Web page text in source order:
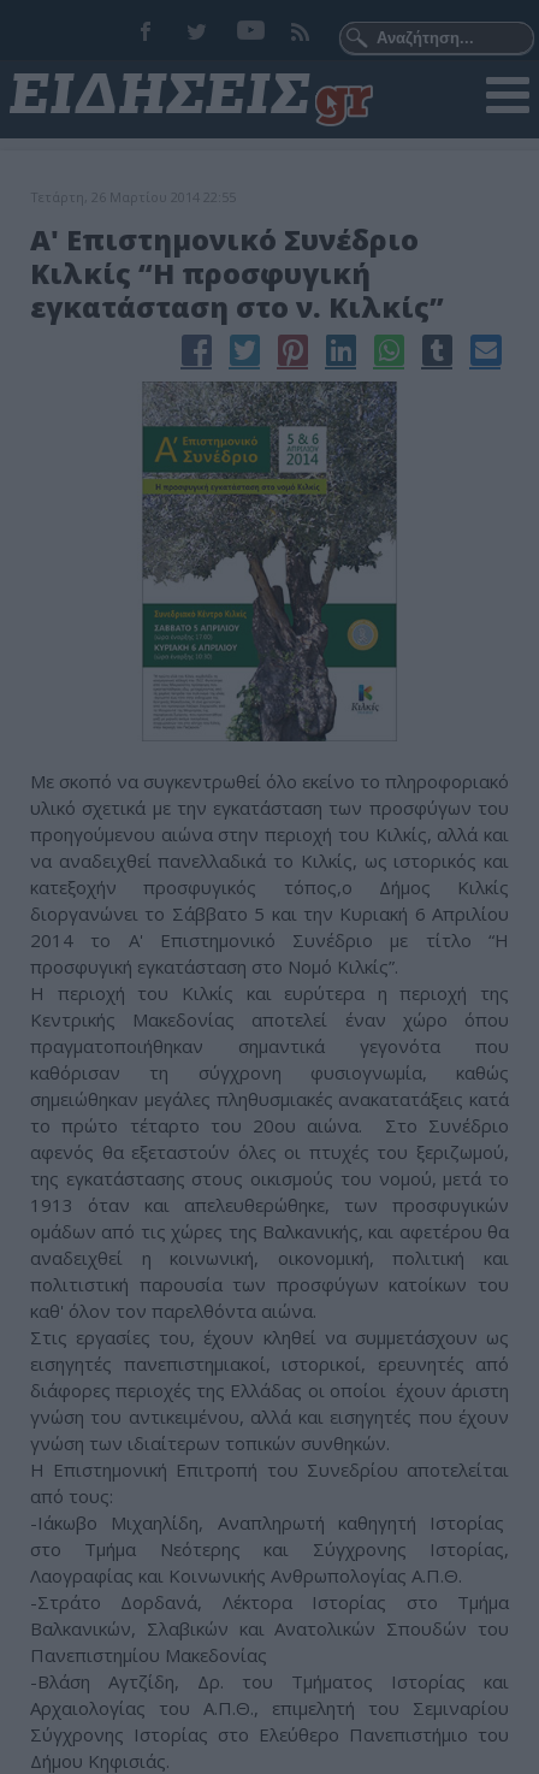
Τετάρτη, 26 Μαρτίου 2014 22:55
Α' Επιστημονικό Συνέδριο
Κιλκίς “Η προσφυγική
εγκατάσταση στο ν. Κιλκίς”
Με σκοπό να συγκεντρωθεί όλο εκείνο το πληροφοριακό
υλικό σχετικά με την εγκατάσταση των προσφύγων του
προηγούμενου αιώνα στην περιοχή του Κιλκίς, αλλά και
να αναδειχθεί πανελλαδικά το Κιλκίς, ως ιστορικός και
κατεξοχήν προσφυγικός τόπος,ο Δήμος Κιλκίς
διοργανώνει το Σάββατο 5 και την Κυριακή 6 Απριλίου
2014 το Α' Επιστημονικό Συνέδριο με τίτλο “Η
προσφυγική εγκατάσταση στο Νομό Κιλκίς”.
Η περιοχή του Κιλκίς και ευρύτερα η περιοχή της
Κεντρικής Μακεδονίας αποτελεί έναν χώρο όπου
πραγματοποιήθηκαν σημαντικά γεγονότα που
καθόρισαν τη σύγχρονη φυσιογνωμία, καθώς
σημειώθηκαν μεγάλες πληθυσμιακές ανακατατάξεις κατά
το πρώτο τέταρτο του 20ου αιώνα. Στο Συνέδριο
αφενός θα εξεταστούν όλες οι πτυχές του ξεριζωμού,
της εγκατάστασης στους οικισμούς του νομού, μετά το
1913 όταν και απελευθερώθηκε, των προσφυγικών
ομάδων από τις χώρες της Βαλκανικής, και αφετέρου θα
αναδειχθεί η κοινωνική, οικονομική, πολιτική και
πολιτιστική παρουσία των προσφύγων κατοίκων του
καθ' όλον τον παρελθόντα αιώνα.
Στις εργασίες του, έχουν κληθεί να συμμετάσχουν ως
εισηγητές πανεπιστημιακοί, ιστορικοί, ερευνητές από
διάφορες περιοχές της Ελλάδας οι οποίοι έχουν άριστη
γνώση του αντικειμένου, αλλά και εισηγητές που έχουν
γνώση των ιδιαίτερων τοπικών συνθηκών.
Η Επιστημονική Επιτροπή του Συνεδρίου αποτελείται
από τους:
-Ιάκωβο Μιχαηλίδη, Αναπληρωτή καθηγητή Ιστορίας
στο Τμήμα Νεότερης και Σύγχρονης Ιστορίας,
Λαογραφίας και Kοινωνικής Ανθρωπολογίας Α.Π.Θ.
-Στράτο Δορδανά, Λέκτορα Ιστορίας στο Τμήμα
Βαλκανικών, Σλαβικών και Ανατολικών Σπουδών του
Πανεπιστημίου Μακεδονίας
-Βλάση Αγτζίδη, Δρ. του Τμήματος Ιστορίας και
Αρχαιολογίας του Α.Π.Θ., επιμελητή του Σεμιναρίου
Σύγχρονης Ιστορίας στο Ελεύθερο Πανεπιστήμιο του
Δήμου Κηφισιάς.